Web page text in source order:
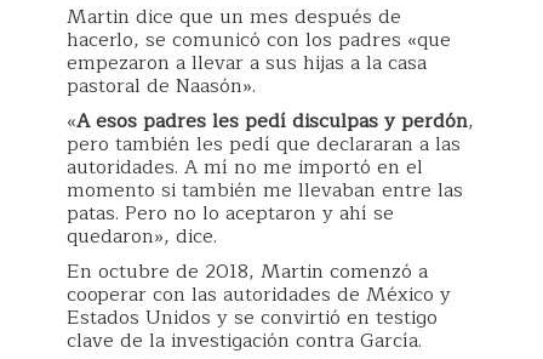
Martin dice que un mes después de
hacerlo, se comunicó con los padres «que
empezaron a llevar a sus hijas a la casa
pastoral de Naasón».
«A esos padres les pedí disculpas y perdón,
pero también les pedí que declararan a las
autoridades. A mí no me importó en el
momento si también me llevaban entre las
patas. Pero no lo aceptaron y ahí se
quedaron», dice.
En octubre de 2018, Martin comenzó a
cooperar con las autoridades de México y
Estados Unidos y se convirtió en testigo
clave de la investigación contra García.